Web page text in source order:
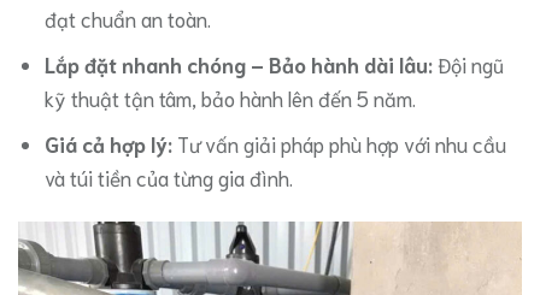
đạt chuẩn an toàn.
Lắp đặt nhanh chóng – Bảo hành dài lâu: Đội ngũ
kỹ thuật tận tâm, bảo hành lên đến 5 năm.
Giá cả hợp lý: Tư vấn giải pháp phù hợp với nhu cầu
và túi tiền của từng gia đình.